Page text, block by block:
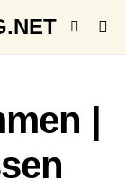
|